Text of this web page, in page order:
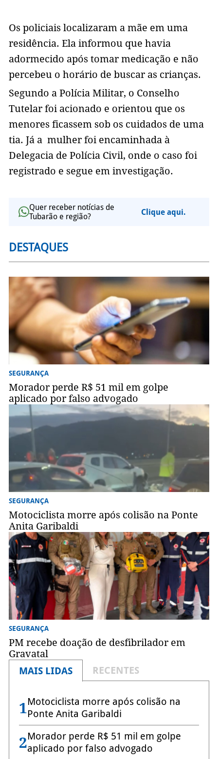
Os policiais localizaram a mãe em uma
residência. Ela informou que havia
adormecido após tomar medicação e não
percebeu o horário de buscar as crianças.
Segundo a Polícia Militar, o Conselho
Tutelar foi acionado e orientou que os
menores ficassem sob os cuidados de uma
tia. Já a mulher foi encaminhada à
Delegacia de Polícia Civil, onde o caso foi
registrado e segue em investigação.
Quer receber notícias de
Tubarão e região?
Clique aqui.
DESTAQUES
SEGURANÇA
Morador perde R$ 51 mil em golpe
aplicado por falso advogado
SEGURANÇA
Motociclista morre após colisão na Ponte
Anita Garibaldi
SEGURANÇA
PM recebe doação de desfibrilador em
Gravatal
MAIS LIDAS
RECENTES
1Motociclista morre após colisão na
Ponte Anita Garibaldi
2Morador perde R$ 51 mil em golpe
aplicado por falso advogado